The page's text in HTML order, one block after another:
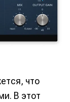
что
В этот